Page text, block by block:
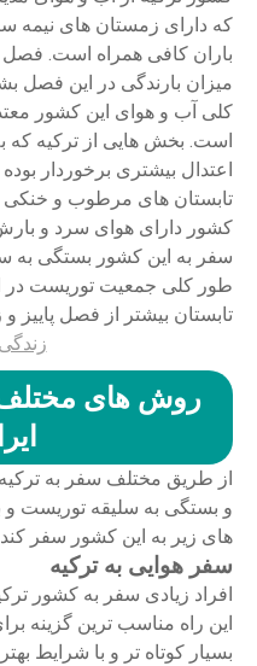
که دارای زمستان های نیمه
باران کافی همراه است. فصل
میزان بارندگی در این فصل
کلی آب و هوای این کشور
است. بخش هایی از ترکیه که
اعتدال بیشتری برخوردار
تابستان های مرطوب و خنکی
کشور دارای هوای سرد و
سفر به این کشور بستگی به
طور کلی جمعیت توریست در
تابستان بیشتر از فصل
روش های مختلف
از طریق مختلف سفر به ترکیه
و بستگی به سلیقه توریست و
های زیر به این کشور سفر
سفر هوایی به ترکیه
افراد زیادی سفر به کشور
این راه مناسب ترین گزینه
بسیار کوتاه تر و با شرایط